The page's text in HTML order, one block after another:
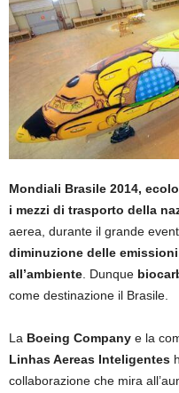
Mondiali Brasile 2014,
i mezzi di trasporto della
aerea, durante il grande
diminuzione delle
all’ambiente . Dunque
come destinazione il Brasile.
La Boeing Company e la
Linhas Aereas Inteligentes
collaborazione che mira